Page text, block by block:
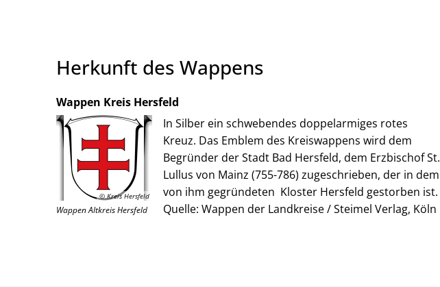
Herkunft des Wappens
Wappen Kreis Hersfeld
© Kreis Hersfeld
Wappen Altkreis Hersfeld
In Silber ein schwebendes doppelarmiges rotes
Kreuz. Das Emblem des Kreiswappens wird dem
Begründer der Stadt Bad Hersfeld, dem Erzbischof St.
Lullus von Mainz (755-786) zugeschrieben, der in dem
von ihm gegründeten Kloster Hersfeld gestorben ist.
Quelle: Wappen der Landkreise / Steimel Verlag, Köln